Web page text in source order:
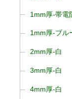
1mm厚-帯電
1mm厚-ブル
2mm厚-白
3mm厚-白
4mm厚-白